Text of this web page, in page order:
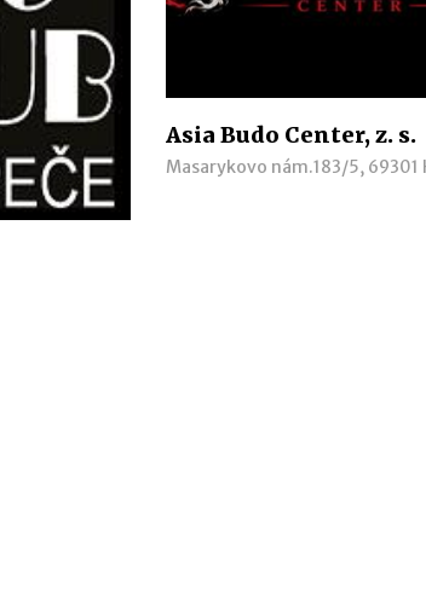
Asia Budo Center, z. s.
Masarykovo nám.183/5, 69301